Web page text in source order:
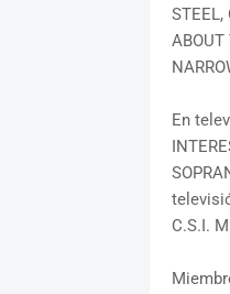
STEEL,
ABOUT
En
C.S.I.